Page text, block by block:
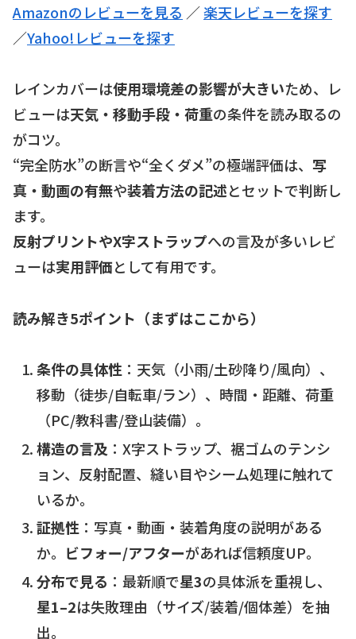
Amazonのレビューを見る ／楽天レビューを探す
／Yahoo!レビューを探す
レインカバーは使用環境差の影響が大きいため、レ
ビューは天気・移動手段・荷重の条件を読み取るの
がコツ。
“完全防水”の断言や“全くダメ”の極端評価は、 写
真・動画の有無や装着方法の記述とセットで判断し
ます。
反射プリントやX字ストラップへの言及が多いレビ
ューは実用評価として有用です。
読み解き5ポイント（まずはここから）
条件の具体性 ：天気（小雨/土砂降り/風向）、
移動（徒歩/自転車/ラン）、時間・距離、荷重
（PC/教科書/登山装備）。
構造の言及 ：X字ストラップ、裾ゴムのテンシ
ョン、反射配置、縫い目やシーム処理に触れて
いるか。
証拠性 ：写真・動画・装着角度の説明がある
か。 ビフォー/アフターがあれば信頼度UP。
分布で見る ：最新順で星3の具体派を重視し、
星1–2は失敗理由（サイズ/装着/個体差）を抽
出。